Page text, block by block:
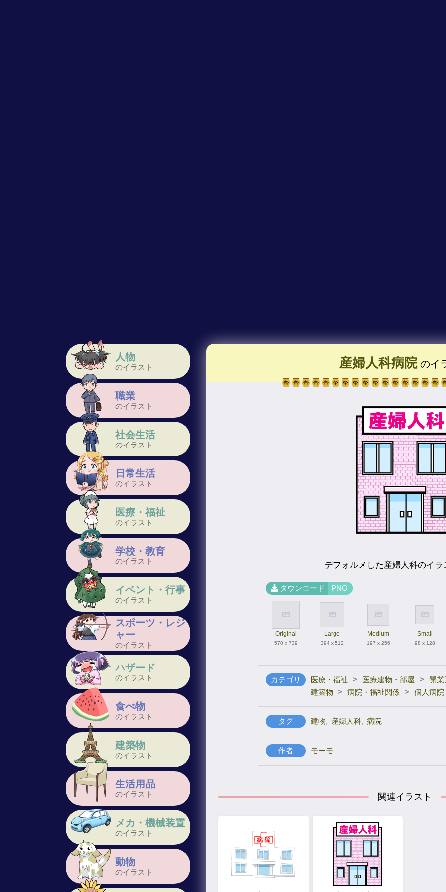
人物
のイラスト
職業
のイラスト
社会生活
のイラスト
日常生活
のイラスト
医療・福祉
のイラスト
学校・教育
のイラスト
イベント・行事
のイラスト
スポーツ・レジ
ャー
のイラスト
ハザード
のイラスト
食べ物
のイラスト
建築物
のイラスト
生活用品
のイラスト
メカ・機械装置
のイラスト
動物
のイラスト
産婦人科病院のイ
デフォルメした産婦人科のイラ
ダウンロード PNG
Original
570 x 739
Large
394 x 512
Medium
197 x 256
Small
98 x 128
カテゴリ 医療・福祉 > 医療建物・部屋 >
開業
建築物
> 病院・福祉関係 > 個人病院
タグ 建物, 産婦人科, 病院
作者 モーモ
関連イラスト